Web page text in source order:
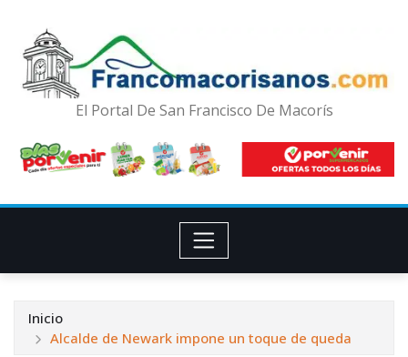
El Portal De San Francisco De Macorís
Inicio
Alcalde de Newark impone un toque de queda